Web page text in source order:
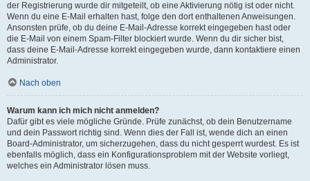
der Registrierung wurde dir mitgeteilt, ob eine Aktivierung nötig ist oder nicht.
Wenn du eine E-Mail erhalten hast, folge den dort enthaltenen Anweisungen.
Ansonsten prüfe, ob du deine E-Mail-Adresse korrekt eingegeben hast oder
die E-Mail von einem Spam-Filter blockiert wurde. Wenn du dir sicher bist,
dass deine E-Mail-Adresse korrekt eingegeben wurde, dann kontaktiere einen
Administrator.
Nach oben
Warum kann ich mich nicht anmelden?
Dafür gibt es viele mögliche Gründe. Prüfe zunächst, ob dein Benutzername
und dein Passwort richtig sind. Wenn dies der Fall ist, wende dich an einen
Board-Administrator, um sicherzugehen, dass du nicht gesperrt wurdest. Es ist
ebenfalls möglich, dass ein Konfigurationsproblem mit der Website vorliegt,
welches ein Administrator lösen muss.